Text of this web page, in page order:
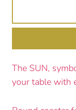
The SUN,
your table with